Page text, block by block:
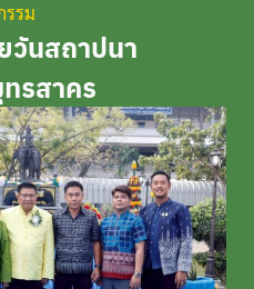
รรม
วันสถาปนา
รสาคร